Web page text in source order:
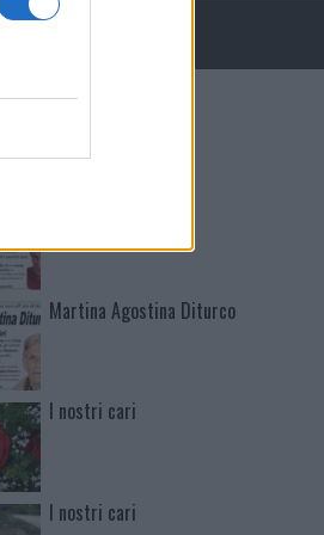
Mario Malu
Martina Agostina Diturco
I nostri cari
I nostri cari